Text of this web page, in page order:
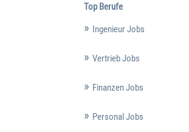
Top Berufe
Ingenieur Jobs
Vertrieb Jobs
Finanzen Jobs
Personal Jobs